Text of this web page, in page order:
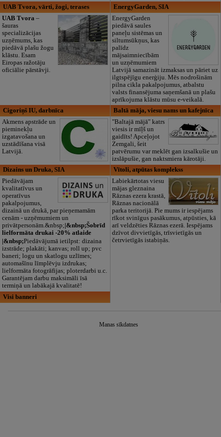
UAB Tvora, vārti, žogi, terases
UAB Tvora –
šauras
specializācijas
uzņēmums, kas
piedāvā plašu žogu
klāstu. Esam
Eiropas ražotāju
oficiālie pārstāvji.
EnergyGarden, SIA
EnergyGarden
piedāvā saules
paneļu sistēmas un
siltumsūkņus, kas
palīdz
mājsaimniecībām
un uzņēmumiem
Latvijā samazināt izmaksas un pāriet uz
ilgtspējīgu enerģiju. Mēs nodrošinām
pilna cikla pakalpojumus, atbalstu
valsts finansējuma saņemšanā un plašu
aprīkojuma klāstu mūsu e-veikalā.
Cigoriņš IU, darbnīca
Akmens apstrāde un
pieminekļu
izgatavošana un
uzstādīšana visā
Latvijā.
Baltā māja, viesu nams un kafejnīca
"Baltajā mājā" katrs
viesis ir mīļš un
gaidīts! Apceļojot
Zemgali, šeit
patvērumu var meklēt gan izsalkušie un
izslāpušie, gan naktsmiera kārotāji.
Dizains un Druka, SIA
Piedāvājam
kvalitatīvus un
operatīvus
pakalpojumus,
dizainā un drukā, par pieņemamām
cenām - uzņēmumiem un
privātpersonām.&nbsp; |&nbsp;Šobrīd
lielformāta drukai -20% atlaide
|&nbsp;Piedāvājumā ietilpst: dizaina
izstrāde; plakāti; kanvas; roll up; pvc
baneri; logu un skatlogu uzlīmes;
automašīnu līmplēvju izdrukas;
lielformāta fotogrāfijas; ploterdarbi u.c.
Garantējam darbu maksimāli īsā
termiņā un labākajā kvalitatē!
Vītoli, atpūtas komplekss
Labiekārtotas viesu
mājas gleznaina
Rāznas ezera krastā,
Rāznas nacionālā
parka teritorijā. Pie mums ir iespējams
rīkot svinīgus pasākumus, atpūsties, kā
arī veldzēties Rāznas ezerā. Iespējams
dzīvot divvietīgās, trīsvietīgās un
četrvietīgās istabiņās.
Visi banneri
Manas sīkdatnes